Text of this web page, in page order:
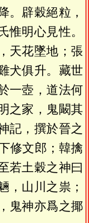
。辟穀絕粒，
惟明心見性。
天花墜地；張
犬俱升。藏世
一壺，道法何
之家，鬼闞其
記，撰於晉之
修文郎；韓擒
若土穀之神曰
，山川之祟；
鬼神亦爲之揶